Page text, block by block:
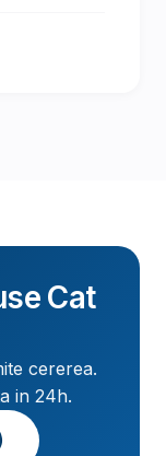
Cat
cererea.
in 24h.